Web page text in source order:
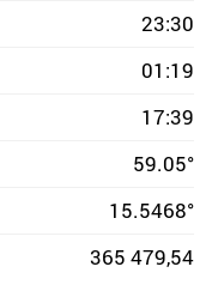
23:30
01:19
17:39
59.05°
15.5468°
365 479,54